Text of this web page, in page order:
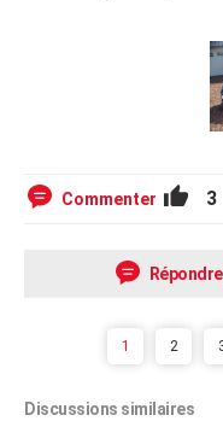
Commenter 3
Répondre
1 2
Discussions similaires